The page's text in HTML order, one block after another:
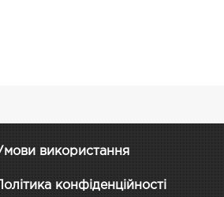
використання
Політика конфіденційності